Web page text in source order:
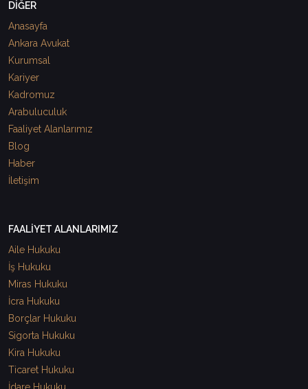
DİĞER
Anasayfa
Ankara Avukat
Kurumsal
Kariyer
Kadromuz
Arabuluculuk
Faaliyet Alanlarımız
Blog
Haber
İletişim
FAALİYET ALANLARIMIZ
Aile Hukuku
İş Hukuku
Miras Hukuku
İcra Hukuku
Borçlar Hukuku
Sigorta Hukuku
Kira Hukuku
Ticaret Hukuku